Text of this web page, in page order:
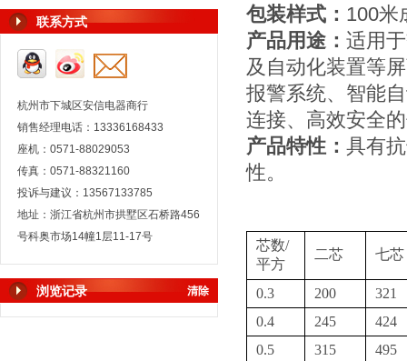
联系方式
杭州市下城区安信电器商行
销售经理电话：13336168433
座机：0571-88029053
传真：0571-88321160
投诉与建议：13567133785
地址：浙江省杭州市拱墅区石桥路456
号科奥市场14幢1层11-17号
浏览记录 清除
包装样式： 100米
产品用途： 适用
及自动化装置等
报警系统、智能
连接、高效安全
产品特性： 具有
性。
芯数/
平方
二芯 七芯
0.3 200
321
0.4
245
424
0.5
315
495